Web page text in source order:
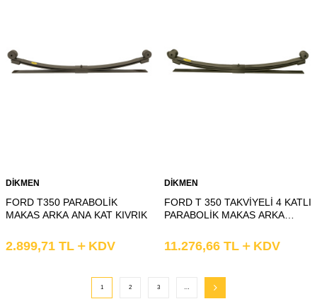
DİKMEN
FORD T350 PARABOLİK
MAKAS ARKA ANA KAT KIVRIK
2.899,71 TL KDV
DİKMEN
FORD T 350 TAKVİYELİ 4 KATLI
PARABOLİK MAKAS ARKA
11.276,66 TL KDV
1 2 3 …